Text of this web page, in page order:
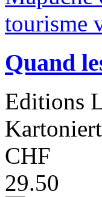
Quand
Editions
CHF
29.50